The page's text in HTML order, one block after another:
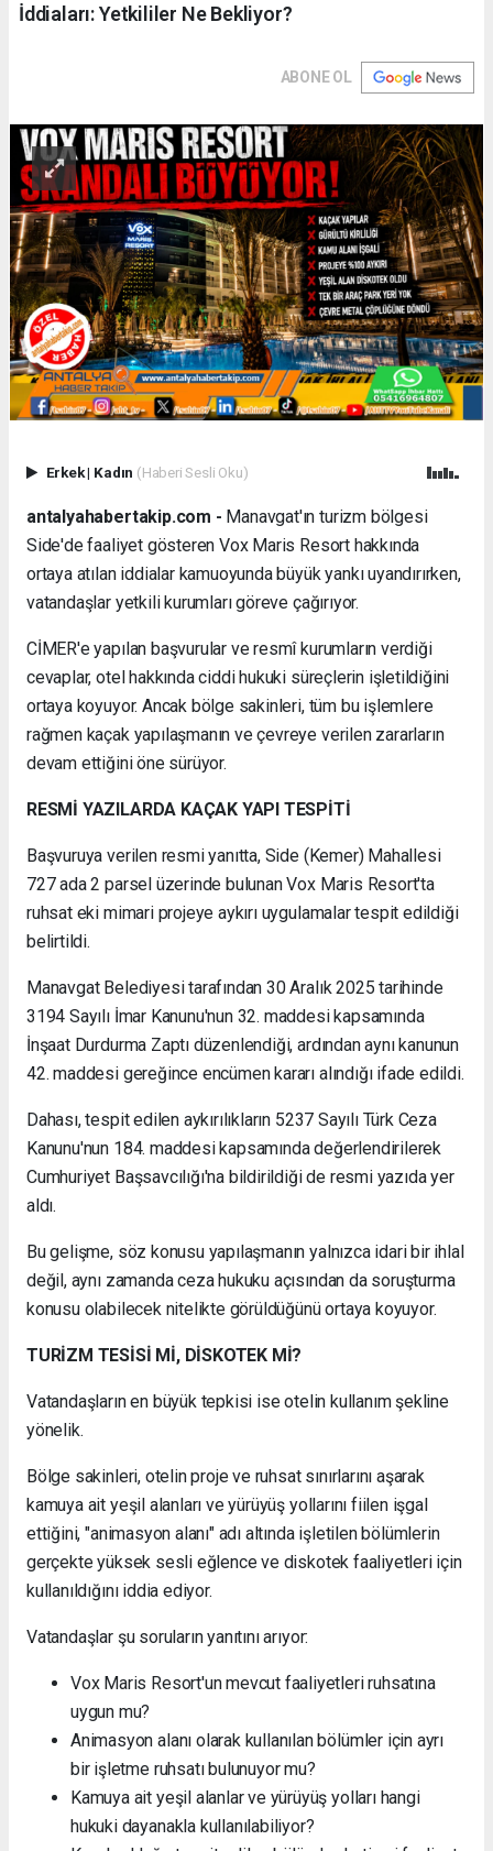
İddiaları: Yetkililer Ne Bekliyor?
ABONE OL
Erkek| Kadın (Haberi Sesli Oku)
antalyahabertakip.com - Manavgat'ın turizm bölgesi
Side'de faaliyet gösteren Vox Maris Resort hakkında
ortaya atılan iddialar kamuoyunda büyük yankı uyandırırken,
vatandaşlar yetkili kurumları göreve çağırıyor.
CİMER'e yapılan başvurular ve resmî kurumların verdiği
cevaplar, otel hakkında ciddi hukuki süreçlerin işletildiğini
ortaya koyuyor. Ancak bölge sakinleri, tüm bu işlemlere
rağmen kaçak yapılaşmanın ve çevreye verilen zararların
devam ettiğini öne sürüyor.
RESMİ YAZILARDA KAÇAK YAPI TESPİTİ
Başvuruya verilen resmi yanıtta, Side (Kemer) Mahallesi
727 ada 2 parsel üzerinde bulunan Vox Maris Resort'ta
ruhsat eki mimari projeye aykırı uygulamalar tespit edildiği
belirtildi.
Manavgat Belediyesi tarafından 30 Aralık 2025 tarihinde
3194 Sayılı İmar Kanunu'nun 32. maddesi kapsamında
İnşaat Durdurma Zaptı düzenlendiği, ardından aynı kanunun
42. maddesi gereğince encümen kararı alındığı ifade edildi.
Dahası, tespit edilen aykırılıkların 5237 Sayılı Türk Ceza
Kanunu'nun 184. maddesi kapsamında değerlendirilerek
Cumhuriyet Başsavcılığı'na bildirildiği de resmi yazıda yer
aldı.
Bu gelişme, söz konusu yapılaşmanın yalnızca idari bir ihlal
değil, aynı zamanda ceza hukuku açısından da soruşturma
konusu olabilecek nitelikte görüldüğünü ortaya koyuyor.
TURİZM TESİSİ Mİ, DİSKOTEK Mİ?
Vatandaşların en büyük tepkisi ise otelin kullanım şekline
yönelik.
Bölge sakinleri, otelin proje ve ruhsat sınırlarını aşarak
kamuya ait yeşil alanları ve yürüyüş yollarını fiilen işgal
ettiğini, "animasyon alanı" adı altında işletilen bölümlerin
gerçekte yüksek sesli eğlence ve diskotek faaliyetleri için
kullanıldığını iddia ediyor.
Vatandaşlar şu soruların yanıtını arıyor:
Vox Maris Resort'un mevcut faaliyetleri ruhsatına
uygun mu?
Animasyon alanı olarak kullanılan bölümler için ayrı
bir işletme ruhsatı bulunuyor mu?
Kamuya ait yeşil alanlar ve yürüyüş yolları hangi
hukuki dayanakla kullanılabiliyor?